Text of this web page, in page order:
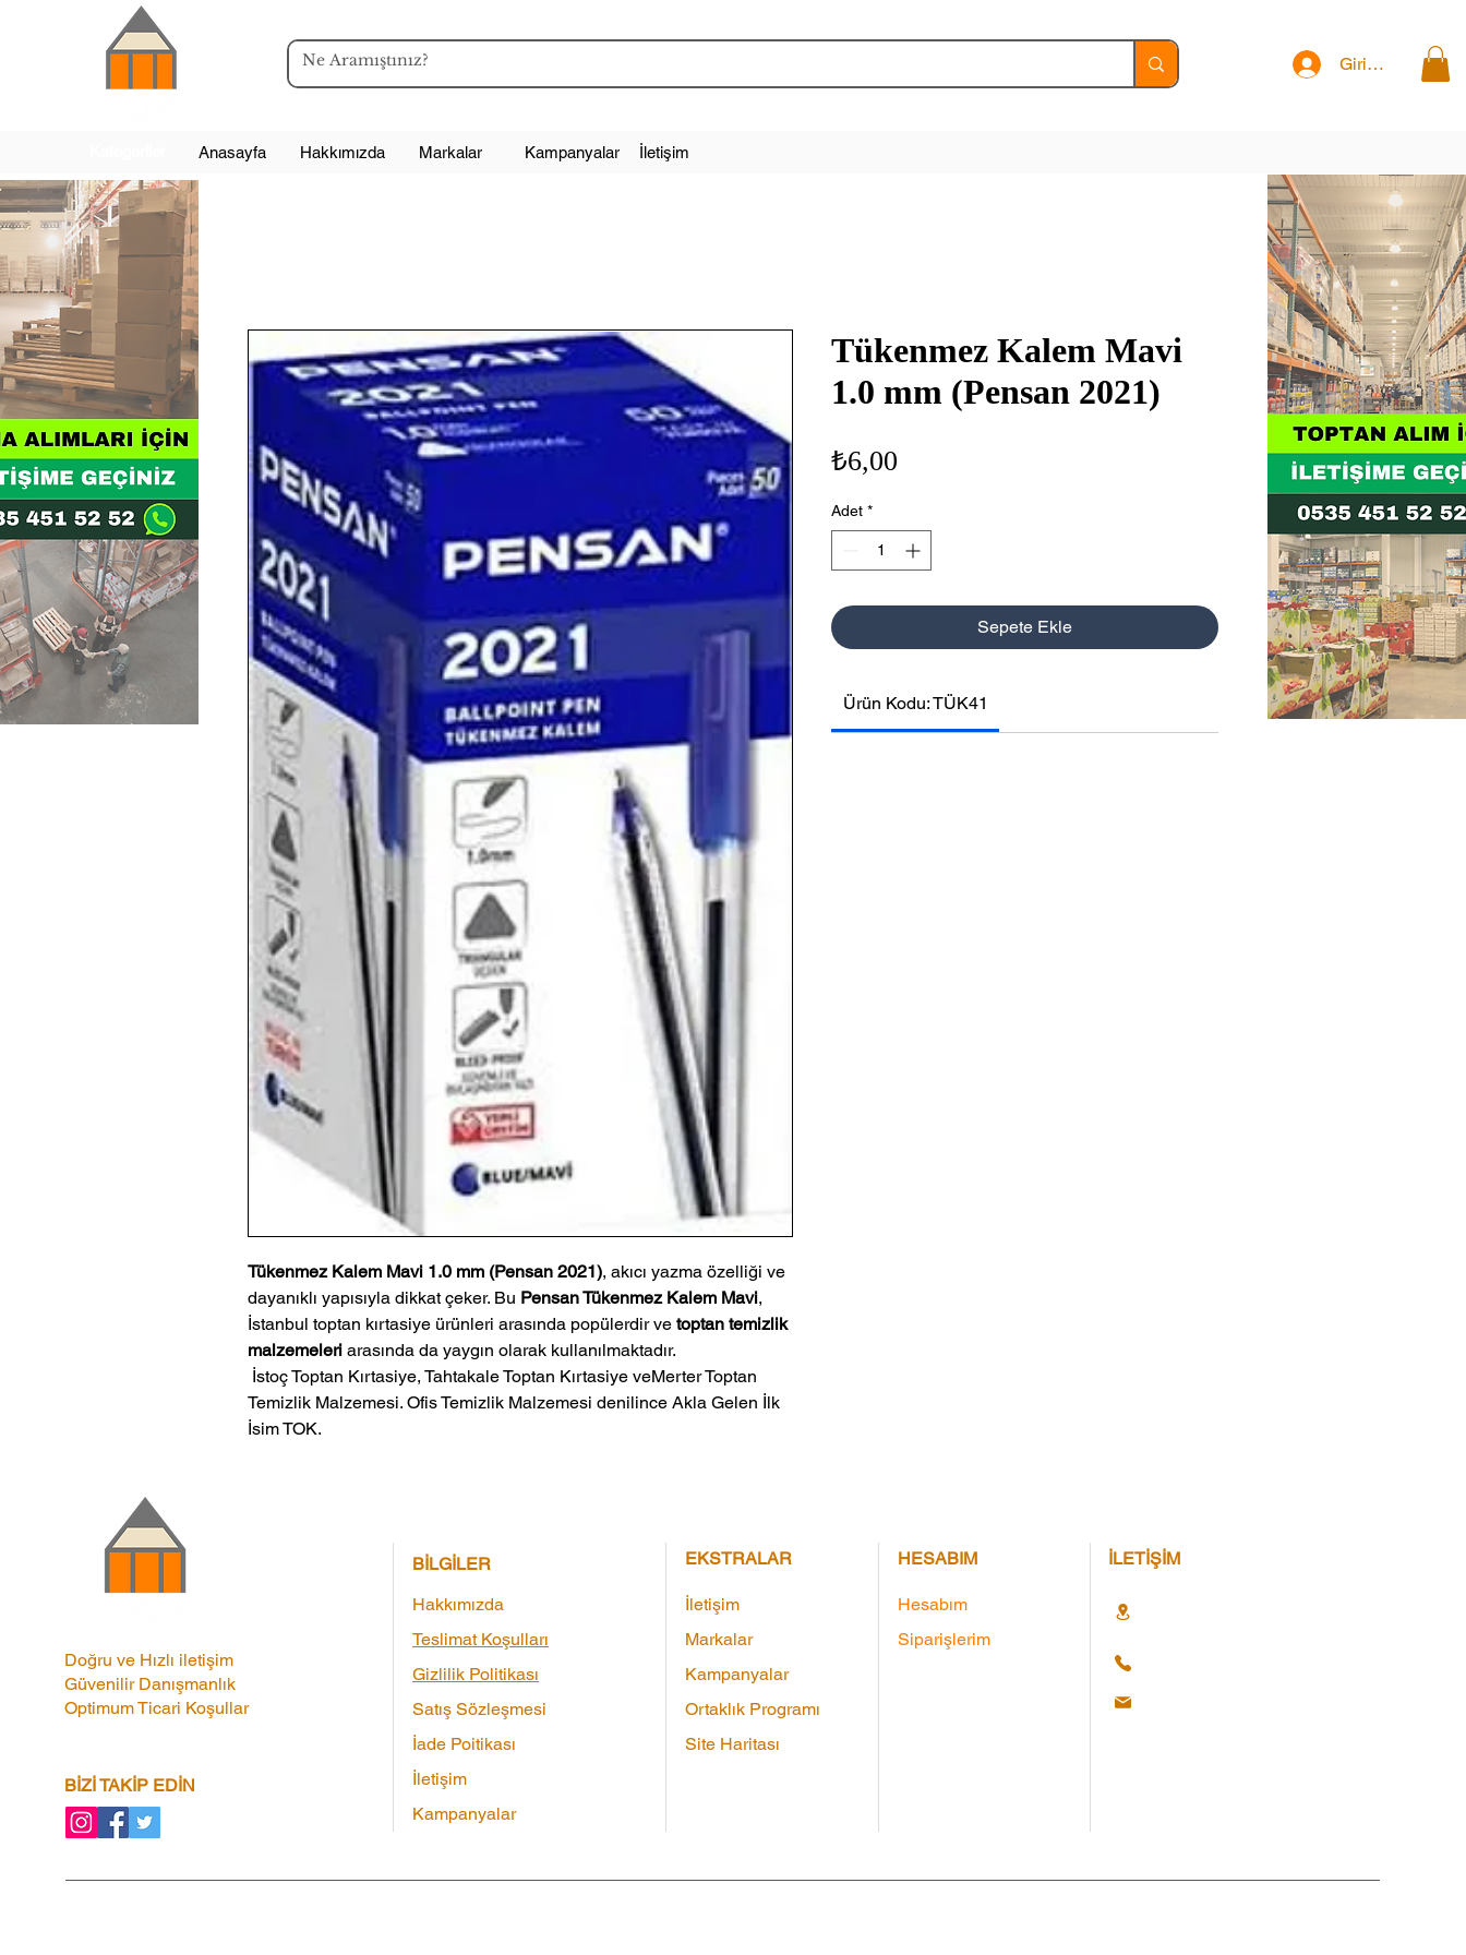
Giriş Yap
Anasayfa Hakkımızda Markalar Kampanyalar İletişim
Tükenmez Kalem Mavi 1.0 mm (Pensan 2021), akıcı yazma özelliği ve
dayanıklı yapısıyla dikkat çeker. Bu Pensan Tükenmez Kalem Mavi,
İstanbul toptan kırtasiye ürünleri arasında popülerdir ve toptan temizlik
malzemeleri arasında da yaygın olarak kullanılmaktadır.
Temizlik Malzemesi. Ofis Temizlik Malzemesi denilince Akla Gelen İlk
İsim TOK.
Tükenmez Kalem Mavi
1.0 mm (Pensan 2021)
₺6,00
Adet *
Sepete Ekle
Ürün Kodu: TÜK41
Doğru ve Hızlı iletişim
Güvenilir Danışmanlık
Optimum Ticari Koşullar
BİZİ TAKİP EDİN
BİLGİLER
Hakkımızda
Teslimat Koşulları
Gizlilik Politikası
Satış Sözleşmesi
İade Poitikası
İletişim
Kampanyalar
EKSTRALAR
İletişim
Markalar
Kampanyalar
Ortaklık Programı
Site Haritası
HESABIM
Hesabım
Siparişlerim
İLETİŞİM